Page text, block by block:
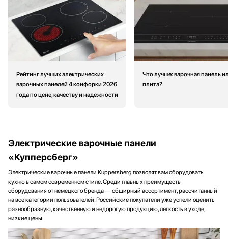
Рейтинг лучших электрических
варочных панелей 4 конфорки 2026
года по цене, качеству и надежности
Что лучше: варочная панель
плита?
Электрические варочные панели
«Купперсберг»
Электрические варочные панели Kuppersberg позволят вам оборудовать
кухню в самом современном стиле. Среди главных преимуществ
оборудования от немецкого бренда — обширный ассортимент, рассчитанный
на все категории пользователей. Российские покупатели уже успели оценить
разнообразную, качественную и недорогую продукцию, легкость в уходе,
низкие цены.